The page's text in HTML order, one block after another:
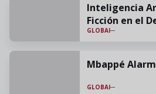
Inteligencia
Ficción en el
GLOBAI
Mbappé
GLOBAI